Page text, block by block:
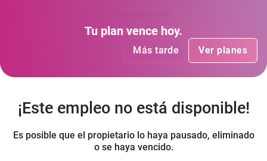
Tu plan ha vencido.
Más tarde Ver planes
Tu plan vence hoy.
Más tarde Ver planes
¡Este empleo no está disponible!
Es posible que el propietario lo haya pausado, eliminado
o se haya vencido.